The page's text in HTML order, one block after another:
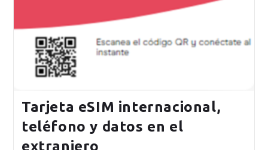
Tarjeta eSIM internacional,
teléfono y datos en el
extranjero